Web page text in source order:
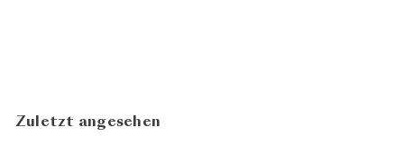
Zuletzt angesehen